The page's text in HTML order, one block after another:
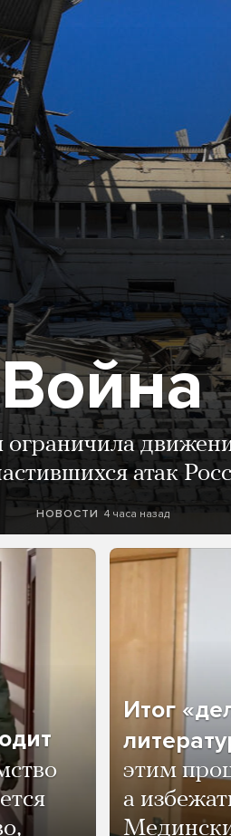
Война
ограничила
атак
НОВОСТИ 4 часа назад
Итог
этим
а